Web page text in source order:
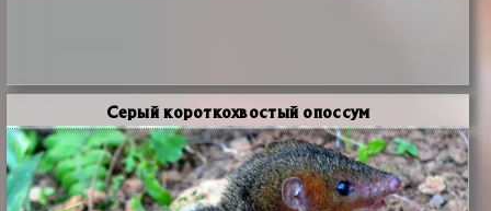
Серый короткохвостый опоссум